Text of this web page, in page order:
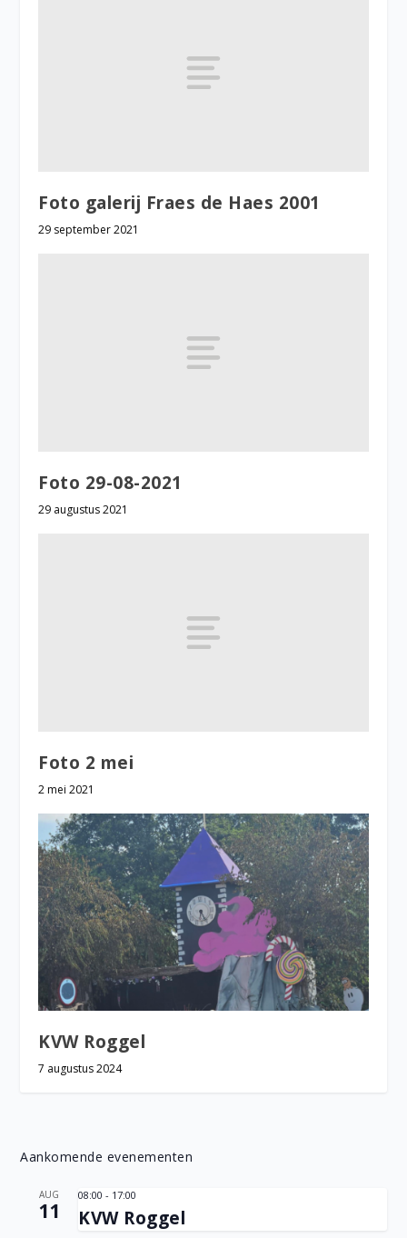
Foto galerij Fraes de Haes 2001
29 september 2021
Foto 29-08-2021
29 augustus 2021
Foto 2 mei
2 mei 2021
KVW Roggel
7 augustus 2024
Aankomende evenementen
AUG
11
08:00 - 17:00
KVW Roggel